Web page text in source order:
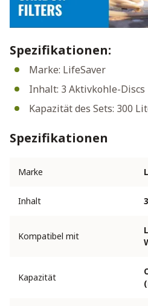
Spezifikationen:
Marke: LifeSaver
Inhalt: 3 Aktivkohle-Discs
Kapazität des Sets: 300
Spezifikationen
Marke
Inhalt
Kompatibel mit
Kapazität